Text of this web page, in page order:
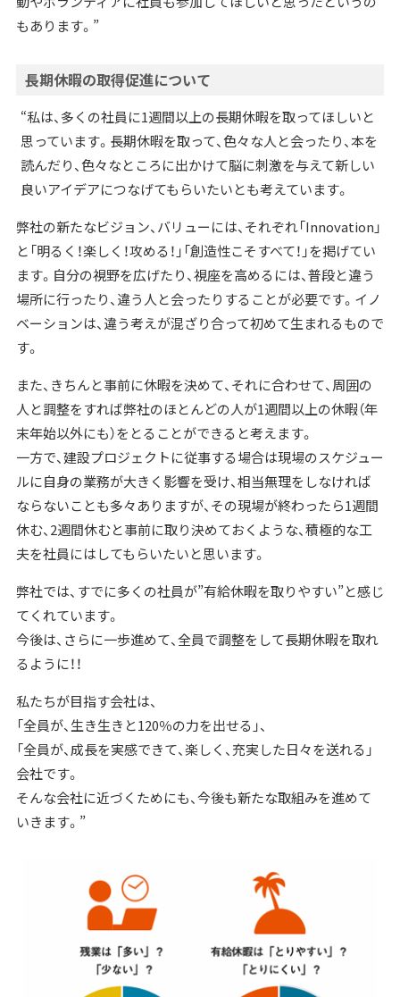
もあります。”
長期休暇の取得促進について
“私は、多くの社員に1週間以上の長期休暇を取ってほしいと
思っています。長期休暇を取って、色々な人と会ったり、本を
読んだり、色々なところに出かけて脳に刺激を与えて新しい
良いアイデアにつなげてもらいたいとも考えています。
弊社の新たなビジョン、バリューには、それぞれ「Innovation」
と「明るく！楽しく！攻める！」「創造性こそすべて！」を掲げてい
ます。自分の視野を広げたり、視座を高めるには、普段と違う
場所に行ったり、違う人と会ったりすることが必要です。イノ
ベーションは、違う考えが混ざり合って初めて生まれるもので
す。
また、きちんと事前に休暇を決めて、それに合わせて、周囲の
人と調整をすれば弊社のほとんどの人が1週間以上の休暇（年
末年始以外にも）をとることができると考えます。
一方で、建設プロジェクトに従事する場合は現場のスケジュー
ルに自身の業務が大きく影響を受け、相当無理をしなければ
ならないことも多々ありますが、その現場が終わったら1週間
休む、2週間休むと事前に取り決めておくような、積極的な工
夫を社員にはしてもらいたいと思います。
弊社では、すでに多くの社員が”有給休暇を取りやすい”と感じ
てくれています。
今後は、さらに一歩進めて、全員で調整をして長期休暇を取れ
るように！！
私たちが目指す会社は、
「全員が、生き生きと120％の力を出せる」、
「全員が、成長を実感できて、楽しく、充実した日々を送れる」
会社です。
そんな会社に近づくためにも、今後も新たな取組みを進めて
いきます。”